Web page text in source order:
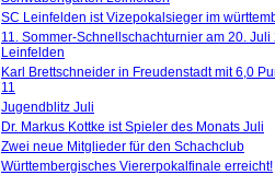
SC Leinfelden ist Vizepokalsieger im
11. Sommer-Schnellschachturnier am 20.
Leinfelden
Karl Brettschneider in Freudenstadt mit 6,0
11
Jugendblitz Juli
Dr. Markus Kottke ist Spieler des Monats Juli
Zwei neue Mitglieder für den Schachclub
Württembergisches Viererpokalfinale erreicht!